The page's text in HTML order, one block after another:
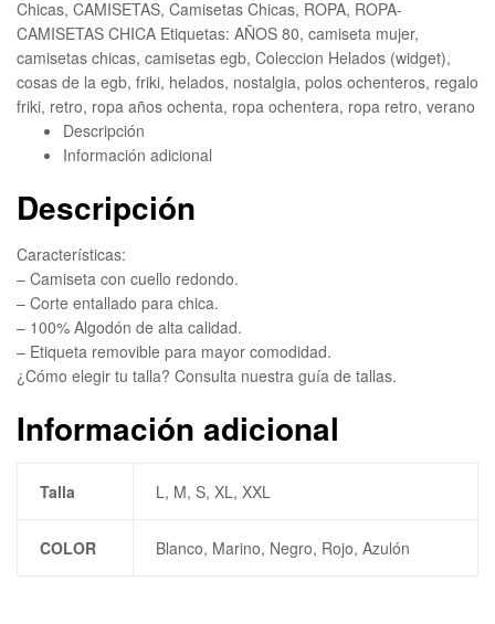
Chicas, CAMISETAS, Camisetas Chicas, ROPA, ROPA-
CAMISETAS CHICA Etiquetas: AÑOS 80, camiseta mujer,
camisetas chicas, camisetas egb, Coleccion Helados (widget),
cosas de la egb, friki, helados, nostalgia, polos ochenteros, regalo
friki, retro, ropa años ochenta, ropa ochentera, ropa retro, verano
Descripción
Información adicional
Descripción
Características:
– Camiseta con cuello redondo.
– Corte entallado para chica.
– 100% Algodón de alta calidad.
– Etiqueta removible para mayor comodidad.
¿Cómo elegir tu talla? Consulta nuestra guía de tallas.
Información adicional
Talla L, M, S, XL, XXL
COLOR Blanco, Marino, Negro, Rojo, Azulón